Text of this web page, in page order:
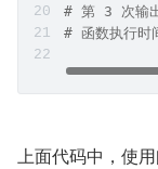
# 第 3 次输
# 函数执行
上面代码中，使